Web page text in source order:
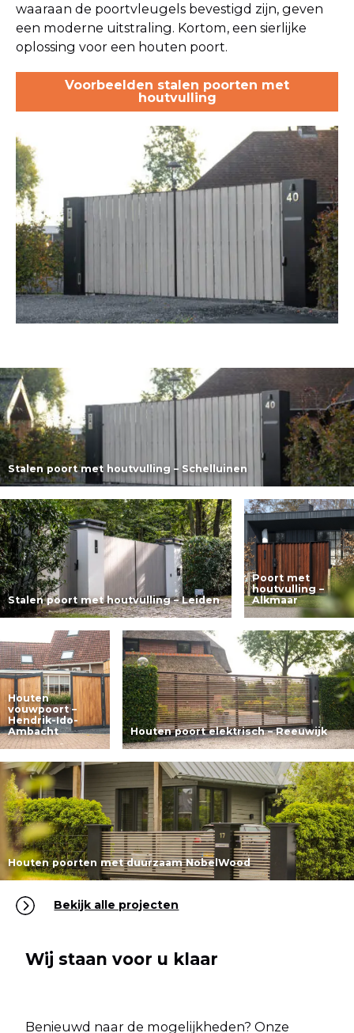
waaraan de poortvleugels bevestigd zijn, geven
een moderne uitstraling. Kortom, een sierlijke
oplossing voor een houten poort.
Voorbeelden stalen poorten met
houtvulling
Stalen poort met houtvulling – Schelluinen
Lees meer
Stalen poort met houtvulling – Leiden
Lees meer
Poort met
houtvulling –
Alkmaar
Lees meer
Houten
vouwpoort –
Hendrik-Ido-
Ambacht
Lees meer
Houten poort elektrisch – Reeuwijk
Lees meer
Houten poorten met duurzaam NobelWood
Lees meerBekijk alle projecten
Wij staan voor u klaar
Benieuwd naar de mogelijkheden? Onze